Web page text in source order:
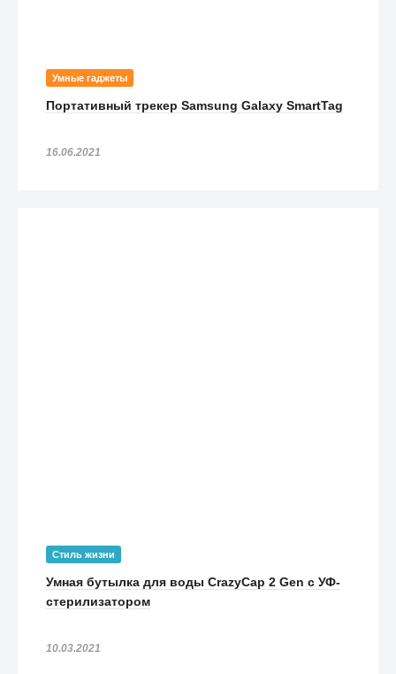
Умные гаджеты
Портативный трекер Samsung Galaxy SmartTag
16.06.2021
Стиль жизни
Умная бутылка для воды CrazyCap 2 Gen с УФ-
стерилизатором
10.03.2021